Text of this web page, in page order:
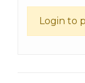
Login to